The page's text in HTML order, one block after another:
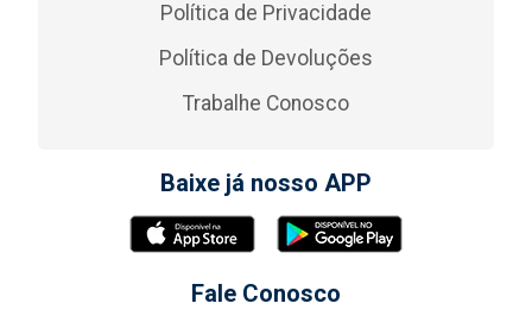
Política de Privacidade
Política de Devoluções
Trabalhe Conosco
Baixe já nosso APP
Fale Conosco